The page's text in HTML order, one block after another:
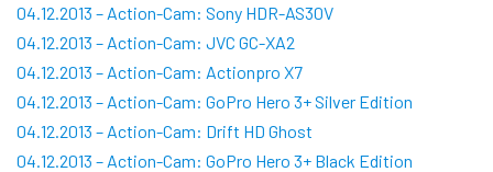
04.12.2013 – Action-Cam: Sony HDR-AS30V
04.12.2013 – Action-Cam: JVC GC-XA2
04.12.2013 – Action-Cam: Actionpro X7
04.12.2013 – Action-Cam: GoPro Hero 3+ Silver Edition
04.12.2013 – Action-Cam: Drift HD Ghost
04.12.2013 – Action-Cam: GoPro Hero 3+ Black Edition